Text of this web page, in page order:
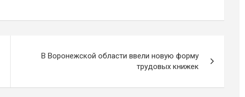
В Воронежской области ввели новую форму
трудовых книжек